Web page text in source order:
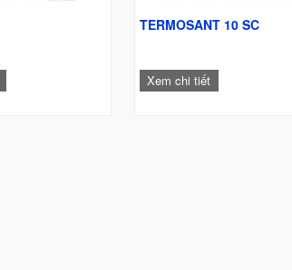
TERMOSANT 10 SC
Xem chi tiết